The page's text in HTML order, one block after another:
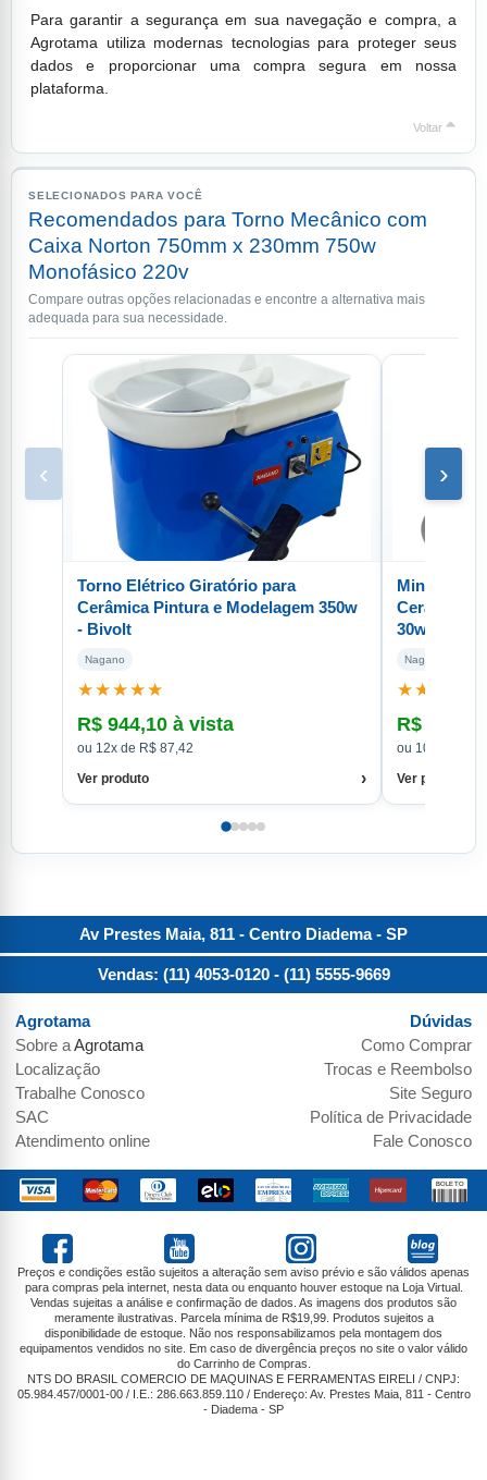
Para garantir a segurança em sua navegação e compra, a
Agrotama utiliza modernas tecnologias para proteger seus
dados e proporcionar uma compra segura em nossa
plataforma.
Voltar
SELECIONADOS PARA VOCÊ
Recomendados para Torno Mecânico com
Caixa Norton 750mm x 230mm 750w
Monofásico 220v
Compare outras opções relacionadas e encontre a alternativa mais
adequada para sua necessidade.
‹
Torno Elétrico Giratório para
Cerâmica Pintura e Modelagem 350w
- Bivolt
Nagano
★★★★★
R$ 944,10 à vista
ou 12x de R$ 87,42
Ver produto
›
Mini Torno
Cerâmica
30w
Nagano
★★★★★
R$
ou 10x de R$
Ver produto
›
Av Prestes Maia, 811 - Centro Diadema- SP
Vendas: (11) 4053-0120 - (11) 5555-9669
Agrotama
Sobre aAgrotama
Localização
Trabalhe Conosco
SAC
Atendimento online
Dúvidas
Como Comprar
Trocas e Reembolso
Site Seguro
Política de Privacidade
Fale Conosco
Preços e condições estão sujeitos a alteração sem aviso prévio e são válidos apenas
para compras pela internet, nesta data ou enquanto houver estoque na Loja Virtual.
Vendas sujeitas a análise e confirmação de dados. As imagens dos produtos são
meramente ilustrativas. Parcela mínima de R$19,99. Produtos sujeitos a
disponibilidade de estoque. Não nos responsabilizamos pela montagem dos
equipamentos vendidos no site. Em caso de divergência preços no site o valor válido
do Carrinho de Compras.
NTS DO BRASIL COMERCIO DE MAQUINAS E FERRAMENTAS EIRELI / CNPJ:
05.984.457/0001-00 / I.E.: 286.663.859.110 / Endereço: Av. Prestes Maia, 811 - Centro
- Diadema - SP